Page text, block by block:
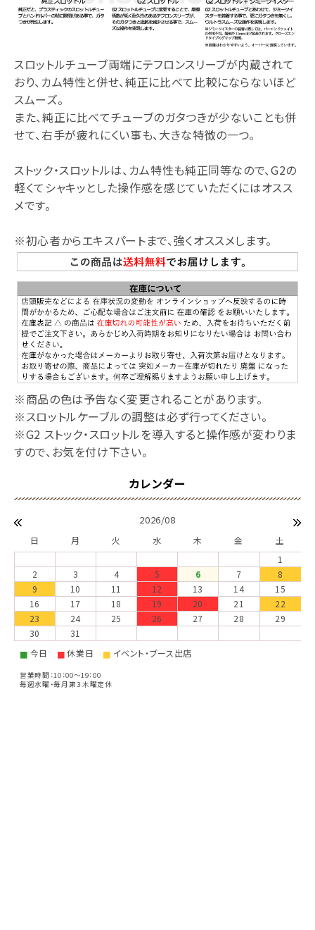
スロットルチューブ両端にテフロンスリーブが内蔵されて
おり、カム特性と併せ、純正に比べて比較にならないほど
スムーズ。
また、純正に比べてチューブのガタつきが少ないことも併
せて、右手が疲れにくい事も、大きな特徴の一つ。
ストック・スロットルは、カム特性も純正同等なので、G2の
軽くてシャキッとした操作感を感じていただくにはオスス
メです。
※初心者からエキスパートまで、強くオススメします。
※商品の色は予告なく変更されることがあります。
※スロットルケーブルの調整は必ず行ってください。
※G2 ストック・スロットルを導入すると操作感が変わりま
すので、お気を付け下さい。
2026/08
日 月 火 水 木 金
土
1
2
3 4 5 6 7
8
9
10 11 12 13 14
15
16
17 18 19 20 21
22
23
24 25 26 27 28
29
30
31
■ 今日 ■休業日 ■ イベント・ブース出店
営業時間：10：00～19：00
毎週水曜・毎月第３木曜定休